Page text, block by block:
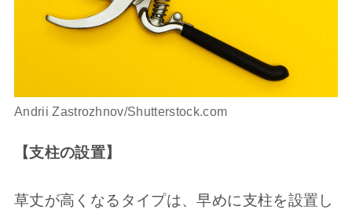
Andrii Zastrozhnov/Shutterstock.com
【支柱の設置】
草丈が高くなるタイプは、早めに支柱を設置し